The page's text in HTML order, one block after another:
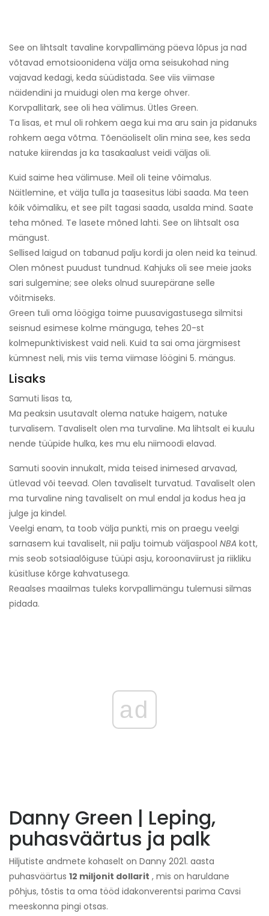
See on lihtsalt tavaline korvpallimäng päeva lõpus ja nad
võtavad emotsioonidena välja oma seisukohad ning
vajavad kedagi, keda süüdistada. See viis viimase
näidendini ja muidugi olen ma kerge ohver.
Korvpallitark, see oli hea välimus. Ütles Green.
Ta lisas, et mul oli rohkem aega kui ma aru sain ja pidanuks
rohkem aega võtma. Tõenäoliselt olin mina see, kes seda
natuke kiirendas ja ka tasakaalust veidi väljas oli.
Kuid saime hea välimuse. Meil oli teine ​​võimalus.
Näitlemine, et välja tulla ja taasesitus läbi saada. Ma teen
kõik võimaliku, et see pilt tagasi saada, usalda mind. Saate
teha mõned. Te lasete mõned lahti. See on lihtsalt osa
mängust.
Sellised laigud on tabanud palju kordi ja olen neid ka teinud.
Olen mõnest puudust tundnud. Kahjuks oli see meie jaoks
sari sulgemine; see oleks olnud suurepärane selle
võitmiseks.
Green tuli oma löögiga toime puusavigastusega silmitsi
seisnud esimese kolme mänguga, tehes 20-st
kolmepunktiviskest vaid neli. Kuid ta sai oma järgmisest
kümnest neli, mis viis tema viimase löögini 5. mängus.
Lisaks
Samuti lisas ta,
Ma peaksin usutavalt olema natuke haigem, natuke
turvalisem. Tavaliselt olen ma turvaline. Ma lihtsalt ei kuulu
nende tüüpide hulka, kes mu elu niimoodi elavad.
Samuti soovin innukalt, mida teised inimesed arvavad,
ütlevad või teevad. Olen tavaliselt turvatud. Tavaliselt olen
ma turvaline ning tavaliselt on mul endal ja kodus hea ja
julge ja kindel.
Veelgi enam, ta toob välja punkti, mis on praegu veelgi
sarnasem kui tavaliselt, nii palju toimub väljaspool NBA kott,
mis seob sotsiaalõiguse tüüpi asju, koroonaviirust ja riikliku
küsitluse kõrge kahvatusega.
Reaalses maailmas tuleks korvpallimängu tulemusi silmas
pidada.
ad
Danny Green | Leping,
puhasväärtus ja palk
Hiljutiste andmete kohaselt on Danny 2021. aasta
puhasväärtus 12 miljonit dollarit , mis on haruldane
põhjus, tõstis ta oma tööd idakonverentsi parima Cavsi
meeskonna pingi otsas.